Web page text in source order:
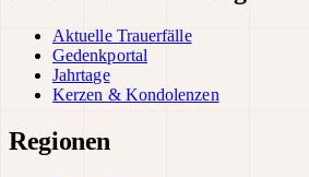
Aktuelle Trauerfälle
Gedenkportal
Jahrtage
Kerzen & Kondolenzen
Regionen